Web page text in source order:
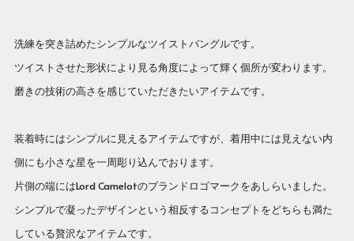
洗練を突き詰めたシンプルなツイストバングルです。
ツイストさせた形状により見る角度によって輝く個所が変わります。
磨きの技術の高さを感じていただきたいアイテムです。
装着時にはシンプルに見えるアイテムですが、着用中には見えない内
側にも小さな星を一周彫り込んでおります。
片側の端にはLord Camelotのブランドロゴマークをあしらいました。
シンプルで凝ったデザインという相反するコンセプトをどちらも満た
している贅沢なアイテムです。